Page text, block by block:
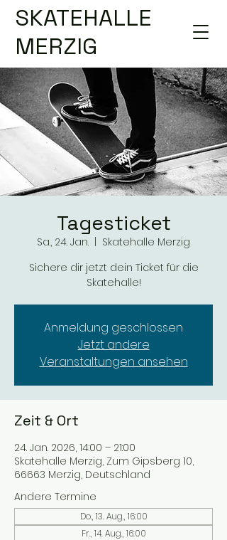
SKATEHALLE
MERZIG
Tagesticket
Sa., 24. Jan.
Skatehalle Merzig
Sichere dir jetzt dein Ticket für die
Skatehalle!
Anmeldung geschlossen
Jetzt andere
Veranstaltungen ansehen
Zeit & Ort
24. Jan. 2026, 14:00 – 21:00
Skatehalle Merzig, Zum Gipsberg 10,
66663 Merzig, Deutschland
Andere Termine
Do., 13. Aug., 16:00
Fr., 14. Aug., 16:00